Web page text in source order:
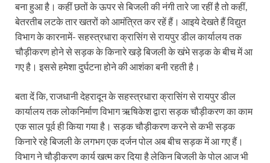
बना हुआ है। कहीं छतों के ऊपर से बिजली की नंगी तारे जा रहीं है तो कहीं,
बेतरतीब लटके तार खतरों को आमंत्रित कर रहें हैं। आइये देखते हैं विद्युत
विभाग के कारनामें- सहस्त्रधारा क्रासिंग से रायपुर डील कार्यालय तक
चौड़ीकरण होने से सड़क के किनारे खड़े बिजली के खंभे सड़क के बीच में आ
गए है। इससे हमेशा दुर्घटना होने की आशंका बनी रहती है।
बता दें कि, राजधानी देहरादून के सहस्त्रधारा क्रासिंग से रायपुर डील
कार्यालय तक लोकनिर्माण विभाग ऋषिकेश द्वारा सड़क चौड़ीकरण का काम
एक साल पूर्व ही किया गया है। सड़क चौड़ीकरण करने से कभी सड़क
किनारे रहे बिजली के लगभग एक दर्जन पोल अब बीच सड़क में आ गए हैं।
विभाग ने चौड़ीकरण कार्य खत्म कर दिया है लेकिन बिजली के पोल आज भी